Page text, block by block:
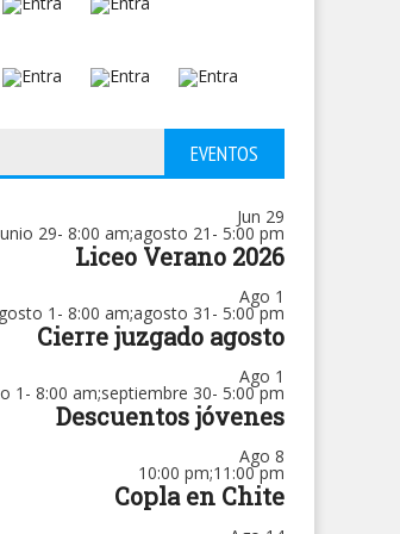
EVENTOS
Jun 29
29- 8:00 am;agosto 21- 5:00 pm
Liceo Verano 2026
Ago 1
1- 8:00 am;agosto 31- 5:00 pm
Cierre juzgado agosto
Ago 1
1- 8:00 am;septiembre 30- 5:00 pm
Descuentos jóvenes
Ago 8
10:00 pm;11:00 pm
Copla en Chite